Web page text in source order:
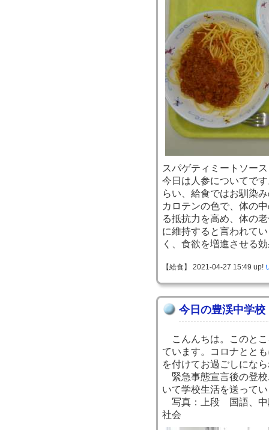
スパゲティミートソー
今日は人参についてで
らい、給食ではお馴染
カロテンの色で、体の
る抵抗力を高め、体の
に維持すると言われて
く、食欲を増進させる
【給食】 2021-04-27 15:49 up!
今日の豊渓中学校
こんんちは。このとこ
ています。コロナとと
を付けてお過ごしにな
緊急事態宣言後の登校
いて学校生活を送って
写真：上段 国語、
社会